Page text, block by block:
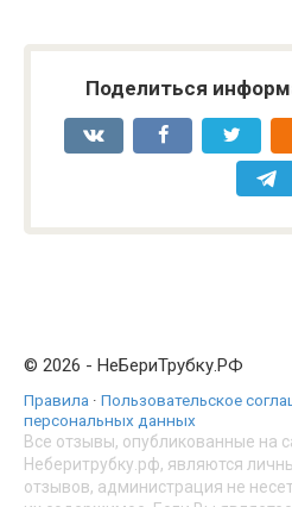
Поделиться
© 2026 - НеБериТрубку.РФ
Правила · Пользовательское
персональных данных
Все отзывы, опубликованные на
Неберитрубку.рф, являются
отзывов, администрация не